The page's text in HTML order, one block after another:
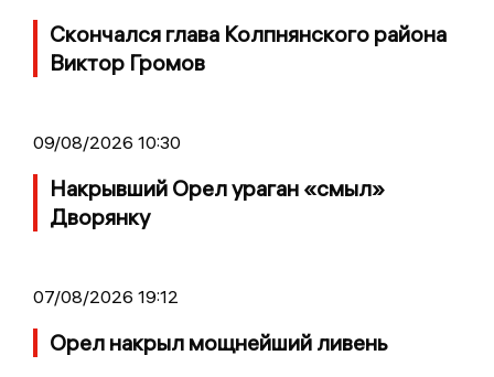
Скончался глава Колпнянского района
Виктор Громов
09/08/2026 10:30
Накрывший Орел ураган «смыл»
Дворянку
07/08/2026 19:12
Орел накрыл мощнейший ливень